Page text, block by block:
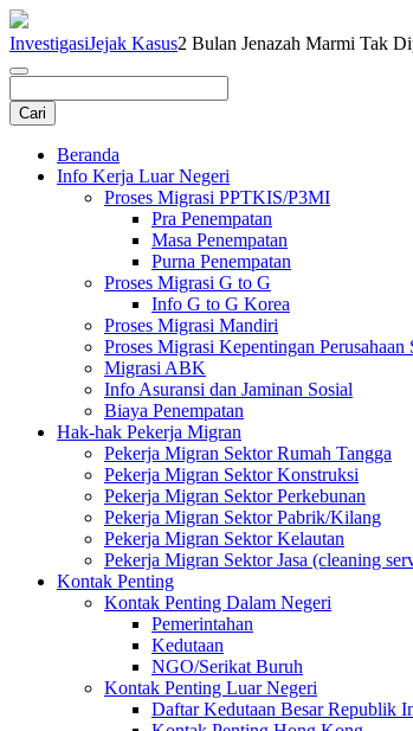
InvestigasiJejak Kasus2 Bulan Jenazah Marmi Tak
Beranda
Info Kerja Luar Negeri
Proses Migrasi PPTKIS/P3MI
Pra Penempatan
Masa Penempatan
Purna Penempatan
Proses Migrasi G to G
Info G to G Korea
Proses Migrasi Mandiri
Proses Migrasi Kepentingan Perusahaan
Migrasi ABK
Info Asuransi dan Jaminan Sosial
Biaya Penempatan
Hak-hak Pekerja Migran
Pekerja Migran Sektor Rumah Tangga
Pekerja Migran Sektor Konstruksi
Pekerja Migran Sektor Perkebunan
Pekerja Migran Sektor Pabrik/Kilang
Pekerja Migran Sektor Kelautan
Pekerja Migran Sektor Jasa (cleaning
Kontak Penting
Kontak Penting Dalam Negeri
Pemerintahan
Kedutaan
NGO/Serikat Buruh
Kontak Penting Luar Negeri
Daftar Kedutaan Besar Republik